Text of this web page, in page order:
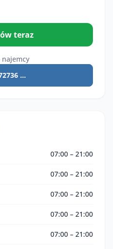
teraz
...
07:00 – 21:00
07:00 – 21:00
07:00 – 21:00
07:00 – 21:00
07:00 – 21:00